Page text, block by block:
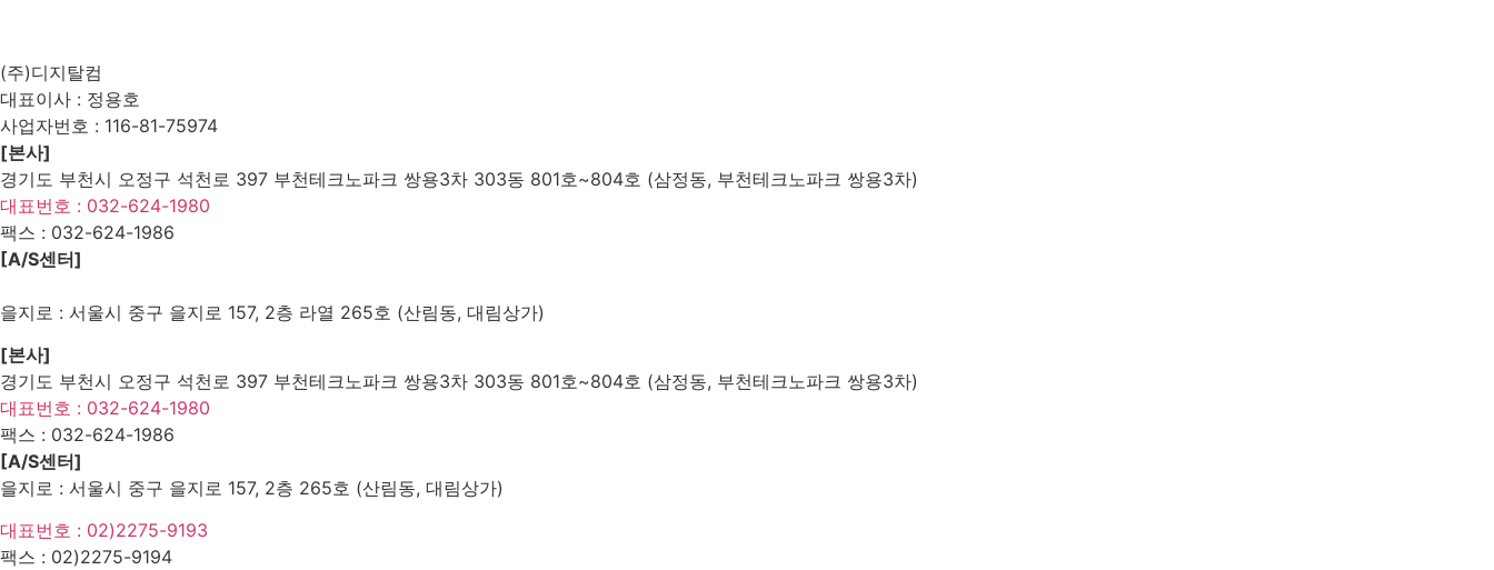
(주)디지탈컴
대표이사 : 정용호
사업자번호 : 116-81-75974
[본사]
경기도 부천시 오정구 석천로 397 부천테크노파크 쌍용3차 303동 801호~804호 (삼정동, 부천테크노파크 쌍용3차)
대표번호 : 032-624-1980
팩스 : 032-624-1986
[A/S센터]
을지로 : 서울시 중구 을지로 157, 2층 라열 265호 (산림동, 대림상가)
[본사]
경기도 부천시 오정구 석천로 397 부천테크노파크 쌍용3차 303동 801호~804호 (삼정동, 부천테크노파크 쌍용3차)
대표번호 : 032-624-1980
팩스 : 032-624-1986
[A/S센터]
을지로 : 서울시 중구 을지로 157, 2층 265호 (산림동, 대림상가)
대표번호 : 02)2275-9193
팩스 : 02)2275-9194​